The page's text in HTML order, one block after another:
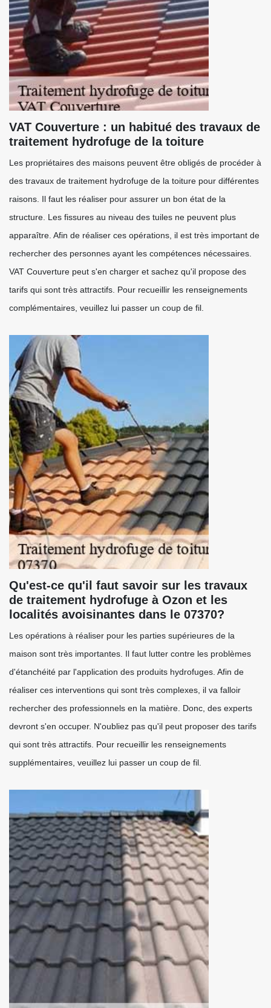
VAT Couverture : un habitué des travaux de
traitement hydrofuge de la toiture
Les propriétaires des maisons peuvent être obligés de procéder à
des travaux de traitement hydrofuge de la toiture pour différentes
raisons. Il faut les réaliser pour assurer un bon état de la
structure. Les fissures au niveau des tuiles ne peuvent plus
apparaître. Afin de réaliser ces opérations, il est très important de
rechercher des personnes ayant les compétences nécessaires.
VAT Couverture peut s'en charger et sachez qu'il propose des
tarifs qui sont très attractifs. Pour recueillir les renseignements
complémentaires, veuillez lui passer un coup de fil.
Qu'est-ce qu'il faut savoir sur les travaux
de traitement hydrofuge à Ozon et les
localités avoisinantes dans le 07370?
Les opérations à réaliser pour les parties supérieures de la
maison sont très importantes. Il faut lutter contre les problèmes
d'étanchéité par l'application des produits hydrofuges. Afin de
réaliser ces interventions qui sont très complexes, il va falloir
rechercher des professionnels en la matière. Donc, des experts
devront s'en occuper. N'oubliez pas qu'il peut proposer des tarifs
qui sont très attractifs. Pour recueillir les renseignements
supplémentaires, veuillez lui passer un coup de fil.